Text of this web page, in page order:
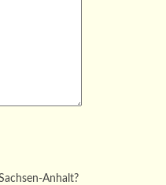
Anhalt?